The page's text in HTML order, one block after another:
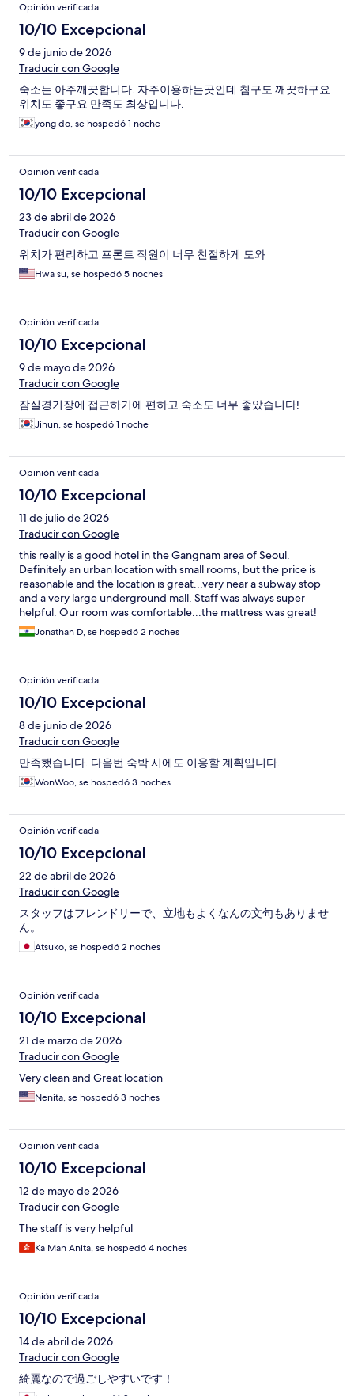
Opinión verificada
10/10 Excepcional
9 de junio de 2026
Traducir con Google
숙소는 아주깨끗합니다. 자주이용하는곳인데 침구도 깨끗하구요
위치도 좋구요 만족도 최상입니다.
yong do, se hospedó 1 noche
Opinión verificada
10/10 Excepcional
23 de abril de 2026
Traducir con Google
위치가 편리하고 프론트 직원이 너무 친절하게 도와
Hwa su, se hospedó 5 noches
Opinión verificada
10/10 Excepcional
9 de mayo de 2026
Traducir con Google
잠실경기장에 접근하기에 편하고 숙소도 너무 좋았습니다!
Jihun, se hospedó 1 noche
Opinión verificada
10/10 Excepcional
11 de julio de 2026
Traducir con Google
this really is a good hotel in the Gangnam area of Seoul.
Definitely an urban location with small rooms, but the price is
reasonable and the location is great...very near a subway stop
and a very large underground mall. Staff was always super
helpful. Our room was comfortable...the mattress was great!
The shower was great. There was little space for luggage or to
spread things out. Otherwise, this was a great place.
Jonathan D, se hospedó 2 noches
Opinión verificada
10/10 Excepcional
8 de junio de 2026
Traducir con Google
만족했습니다. 다음번 숙박 시에도 이용할 계획입니다.
WonWoo, se hospedó 3 noches
Opinión verificada
10/10 Excepcional
22 de abril de 2026
Traducir con Google
スタッフはフレンドリーで、立地もよくなんの文句もありませ
ん。
Atsuko, se hospedó 2 noches
Opinión verificada
10/10 Excepcional
21 de marzo de 2026
Traducir con Google
Very clean and Great location
Nenita, se hospedó 3 noches
Opinión verificada
10/10 Excepcional
12 de mayo de 2026
Traducir con Google
The staff is very helpful
Ka Man Anita, se hospedó 4 noches
Opinión verificada
10/10 Excepcional
14 de abril de 2026
Traducir con Google
綺麗なので過ごしやすいです！